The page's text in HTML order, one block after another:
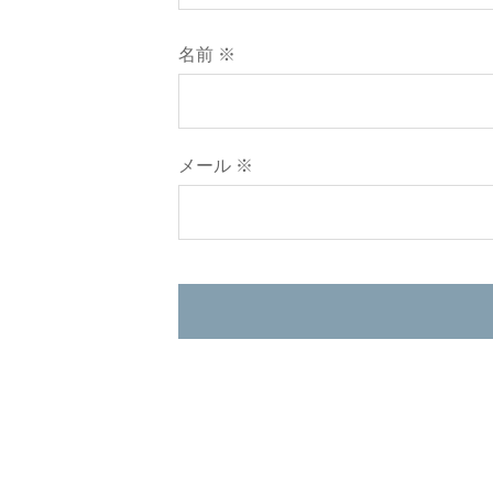
名前 ※
メール ※